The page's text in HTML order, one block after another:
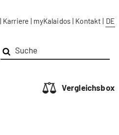
| Karriere | myKalaidos | Kontakt | DE
Vergleichsbox